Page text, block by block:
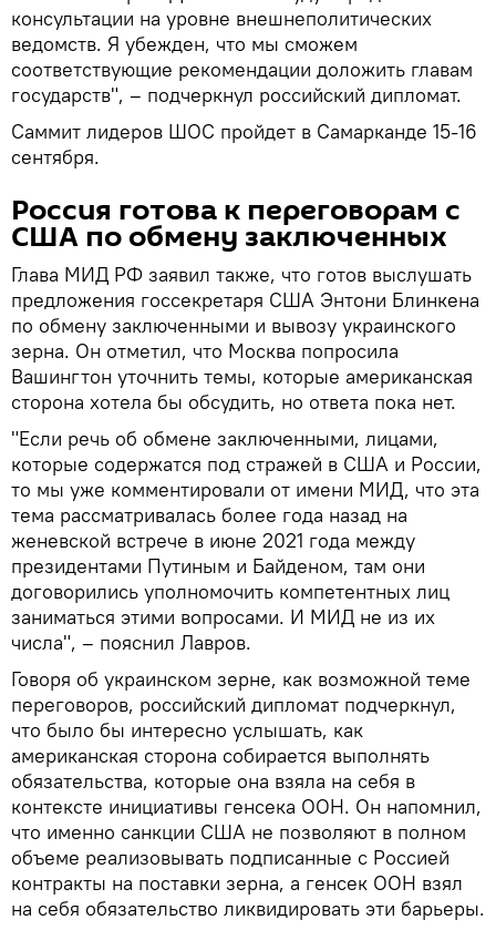
консультации на уровне внешнеполитических
ведомств. Я убежден, что мы сможем
соответствующие рекомендации доложить главам
государств", – подчеркнул российский дипломат.
Саммит лидеров ШОС пройдет в Самарканде 15-16
сентября.
Россия готова к переговорам с
США по обмену заключенных
Глава МИД РФ заявил также, что готов выслушать
предложения госсекретаря США Энтони Блинкена
по обмену заключенными и вывозу украинского
зерна. Он отметил, что Москва попросила
Вашингтон уточнить темы, которые американская
сторона хотела бы обсудить, но ответа пока нет.
"Если речь об обмене заключенными, лицами,
которые содержатся под стражей в США и России,
то мы уже комментировали от имени МИД, что эта
тема рассматривалась более года назад на
женевской встрече в июне 2021 года между
президентами Путиным и Байденом, там они
договорились уполномочить компетентных лиц
заниматься этими вопросами. И МИД не из их
числа", – пояснил Лавров.
Говоря об украинском зерне, как возможной теме
переговоров, российский дипломат подчеркнул,
что было бы интересно услышать, как
американская сторона собирается выполнять
обязательства, которые она взяла на себя в
контексте инициативы генсека ООН. Он напомнил,
что именно санкции США не позволяют в полном
объеме реализовывать подписанные с Россией
контракты на поставки зерна, а генсек ООН взял
на себя обязательство ликвидировать эти барьеры.